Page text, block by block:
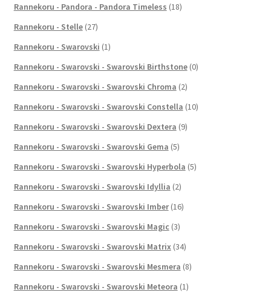
Rannekoru - Pandora - Pandora Timeless (18)
Rannekoru - Stelle (27)
Rannekoru - Swarovski (1)
Rannekoru - Swarovski - Swarovski Birthstone (0)
Rannekoru - Swarovski - Swarovski Chroma (2)
Rannekoru - Swarovski - Swarovski Constella (10)
Rannekoru - Swarovski - Swarovski Dextera (9)
Rannekoru - Swarovski - Swarovski Gema (5)
Rannekoru - Swarovski - Swarovski Hyperbola (5)
Rannekoru - Swarovski - Swarovski Idyllia (2)
Rannekoru - Swarovski - Swarovski Imber (16)
Rannekoru - Swarovski - Swarovski Magic (3)
Rannekoru - Swarovski - Swarovski Matrix (34)
Rannekoru - Swarovski - Swarovski Mesmera (8)
Rannekoru - Swarovski - Swarovski Meteora (1)